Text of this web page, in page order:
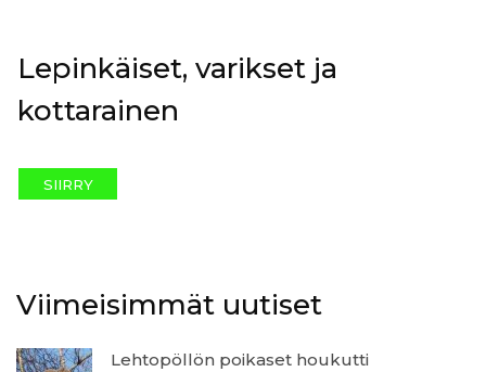
Lepinkäiset, varikset ja
kottarainen
SIIRRY
Viimeisimmät uutiset
Lehtopöllön poikaset houkutti